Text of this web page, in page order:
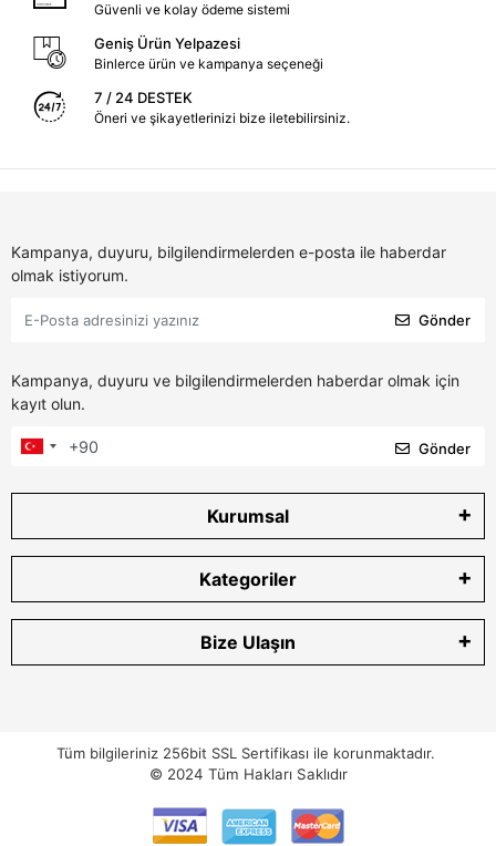
Güvenli ve kolay ödeme sistemi
Geniş Ürün Yelpazesi
Binlerce ürün ve kampanya seçeneği
7 / 24 DESTEK
Öneri ve şikayetlerinizi bize iletebilirsiniz.
Kampanya, duyuru, bilgilendirmelerden e-posta ile haberdar
olmak istiyorum.
Gönder
Kampanya, duyuru ve bilgilendirmelerden haberdar olmak için
kayıt olun.
Gönder
Kurumsal
Kategoriler
Bize Ulaşın
Tüm bilgileriniz 256bit SSL Sertifikası ile korunmaktadır.
© 2024 Tüm Hakları Saklıdır